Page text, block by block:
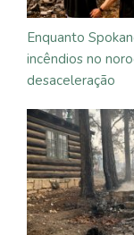
Enquanto
incêndios no
desaceleração